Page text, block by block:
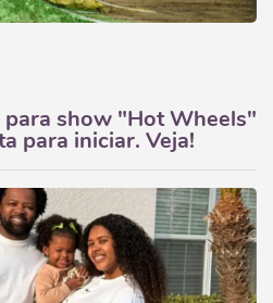
show "Hot Wheels"
para iniciar. Veja!